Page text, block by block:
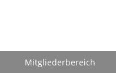
Mitgliederbereich